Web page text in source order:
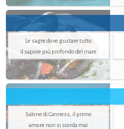
Le sagre dove gustare tutto
il sapore più profondo del mare
Salone di Canness, il primo
amore non si scorda mai